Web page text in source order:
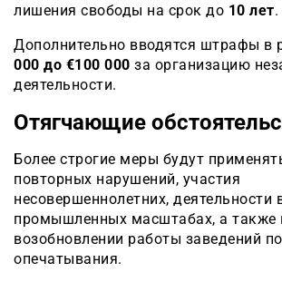
лишения свободы на срок до 10 лет.
Дополнительно вводятся штрафы в
000 до €100 000 за организацию
деятельности.
Отягчающие
Более строгие меры будут
повторных нарушений, участия
несовершеннолетних, деятельности
промышленных масштабах, а также
возобновлении работы заведений
опечатывания.